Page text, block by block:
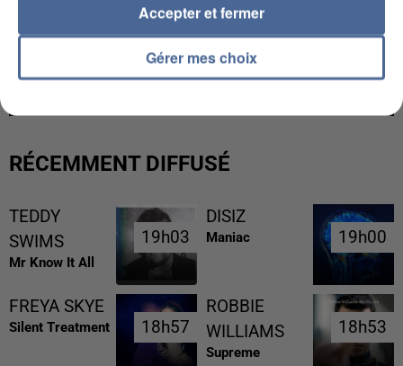
L’UN DES FONDATEURS SUPPOSÉS DE LA DZ
MAFIA INTERPELLÉ EN ALGÉRIE
RÉCEMMENT DIFFUSÉ
TEDDY
SWIMS
Mr Know It All
19h03
19h03
DISIZ
Maniac 19h00
19h00
FREYA SKYE
Silent Treatment 18h57
18h57
ROBBIE
WILLIAMS
Supreme
18h53
18h53
Gérer mes choix
Accepter et fermer